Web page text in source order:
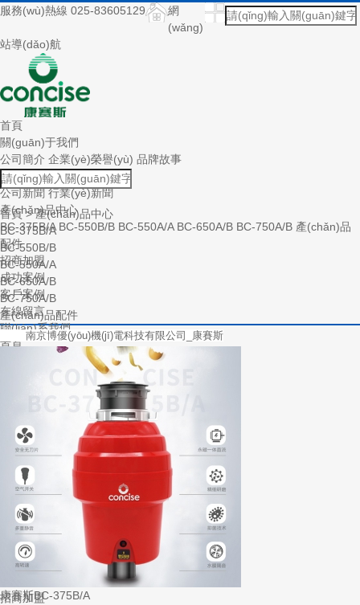
服務(wù)熱線 025-83605129
網
(wǎng)
站導(dǎo)航
首頁
關(guān)于我們
公司簡介 企業(yè)榮譽(yù) 品牌故事
新聞中心
公司新聞 行業(yè)新聞
產(chǎn)品中心
BC-375B/A BC-550B/B BC-550A/A BC-650A/B BC-750A/B 產(chǎn)品
配件
招商加盟
成功案例
客戶案例
在線留言
聯(lián)系我們
首頁
企業(yè)榮譽(yù)
新聞中心
公司新聞
行業(yè)新聞
產(chǎn)品中心
BC-375B/A
BC-550B/B
BC-550A/A
BC-650A/B
BC-750A/B
招商加盟
首頁>產(chǎn)品中心
BC-375B/A
BC-550B/B
BC-550A/A
BC-650A/B
BC-750A/B
產(chǎn)品配件
南京博優(yōu)機(jī)電科技有限公司_康賽斯
康賽斯BC-375B/A